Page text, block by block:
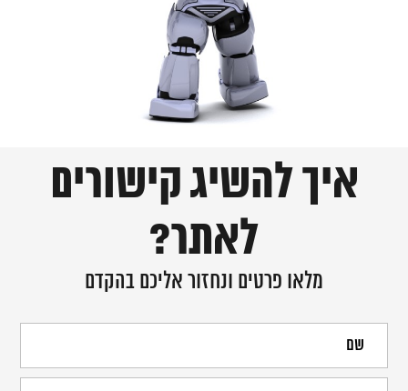
איך להשיג קישורים
לאתר?
מלאו פרטים ונחזור אליכם בהקדם